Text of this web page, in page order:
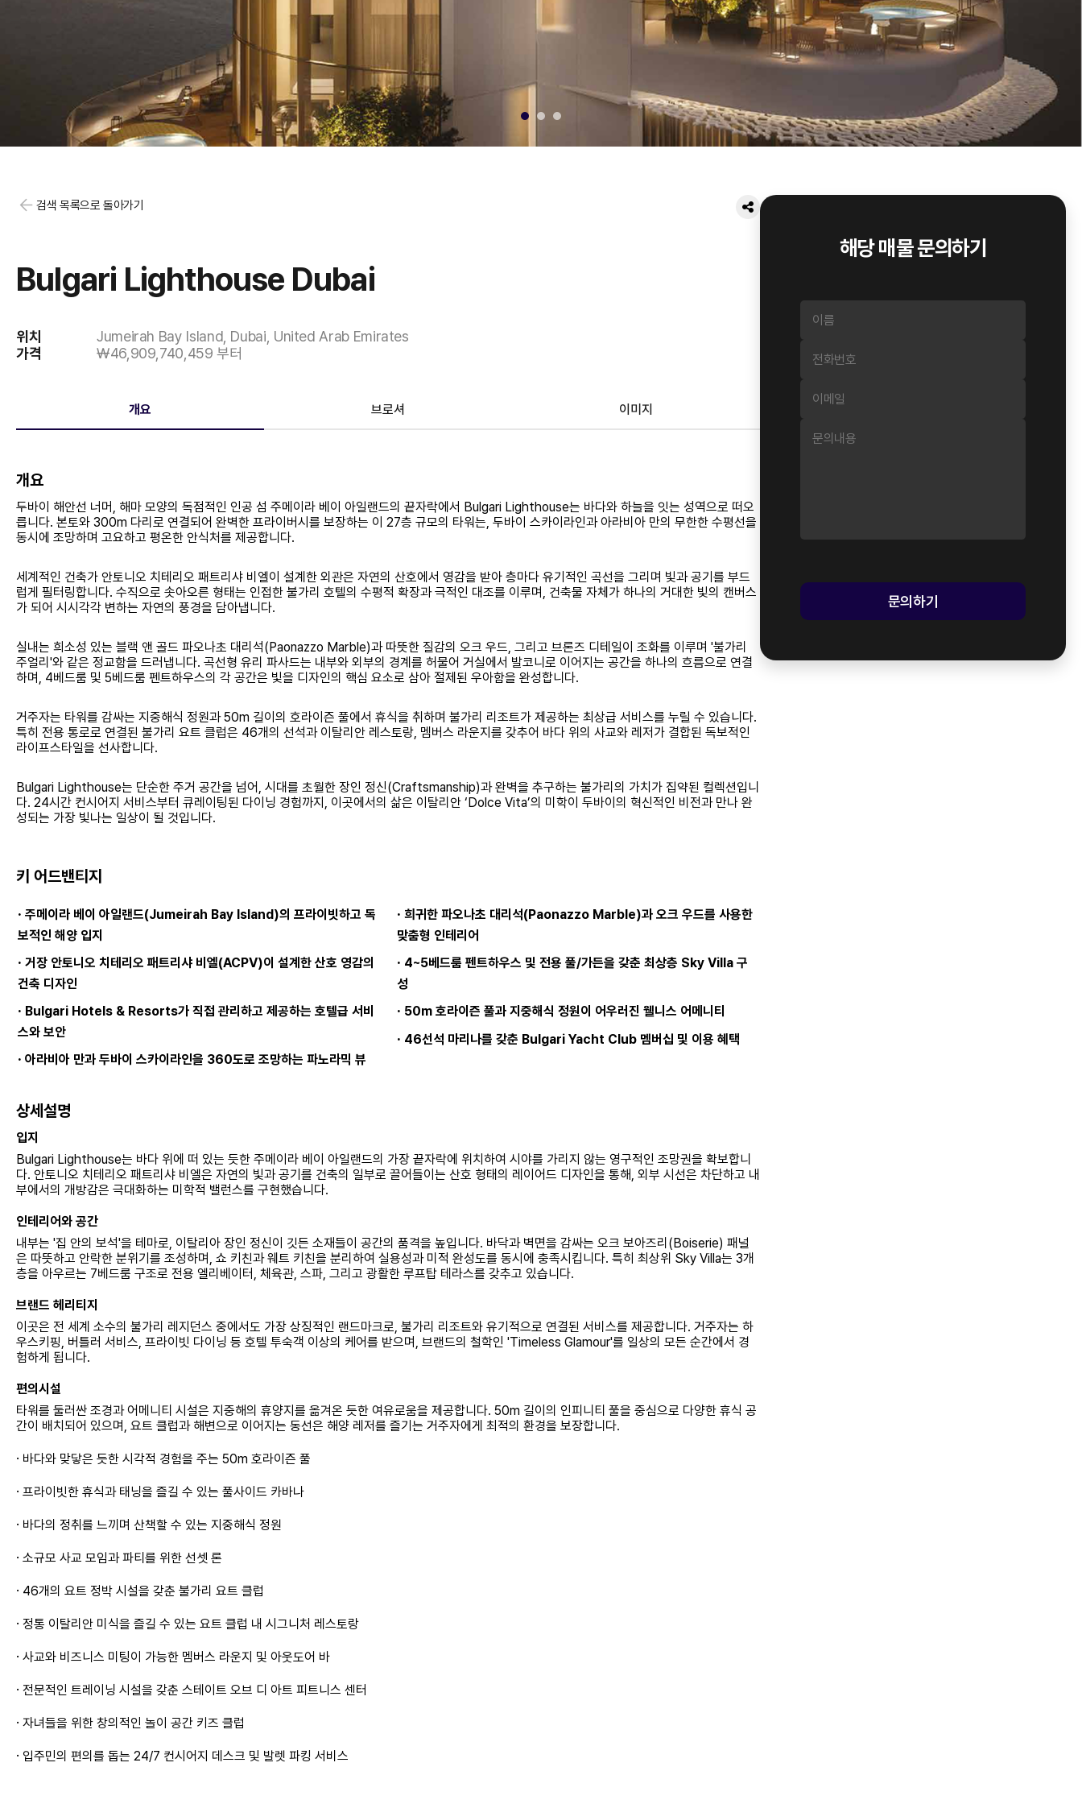
검색 목록으로 돌아가기
Bulgari Lighthouse Dubai
위치
Jumeirah Bay Island, Dubai, United Arab Emirates
가격
￦46,909,740,459 부터
개요 브로셔 이미지
개요
두바이 해안선 너머, 해마 모양의 독점적인 인공 섬 주메이라 베이 아일랜드의 끝자락에서 Bulgari Lighthouse는 바다와 하늘을 잇는 성역으로 떠오
릅니다. 본토와 300m 다리로 연결되어 완벽한 프라이버시를 보장하는 이 27층 규모의 타워는, 두바이 스카이라인과 아라비아 만의 무한한 수평선을
동시에 조망하며 고요하고 평온한 안식처를 제공합니다.
세계적인 건축가 안토니오 치테리오 패트리샤 비엘이 설계한 외관은 자연의 산호에서 영감을 받아 층마다 유기적인 곡선을 그리며 빛과 공기를 부드
럽게 필터링합니다. 수직으로 솟아오른 형태는 인접한 불가리 호텔의 수평적 확장과 극적인 대조를 이루며, 건축물 자체가 하나의 거대한 빛의 캔버스
가 되어 시시각각 변하는 자연의 풍경을 담아냅니다.
실내는 희소성 있는 블랙 앤 골드 파오나초 대리석(Paonazzo Marble)과 따뜻한 질감의 오크 우드, 그리고 브론즈 디테일이 조화를 이루며 '불가리
주얼리'와 같은 정교함을 드러냅니다. 곡선형 유리 파사드는 내부와 외부의 경계를 허물어 거실에서 발코니로 이어지는 공간을 하나의 흐름으로 연결
하며, 4베드룸 및 5베드룸 펜트하우스의 각 공간은 빛을 디자인의 핵심 요소로 삼아 절제된 우아함을 완성합니다.
거주자는 타워를 감싸는 지중해식 정원과 50m 길이의 호라이즌 풀에서 휴식을 취하며 불가리 리조트가 제공하는 최상급 서비스를 누릴 수 있습니다.
특히 전용 통로로 연결된 불가리 요트 클럽은 46개의 선석과 이탈리안 레스토랑, 멤버스 라운지를 갖추어 바다 위의 사교와 레저가 결합된 독보적인
라이프스타일을 선사합니다.
Bulgari Lighthouse는 단순한 주거 공간을 넘어, 시대를 초월한 장인 정신(Craftsmanship)과 완벽을 추구하는 불가리의 가치가 집약된 컬렉션입니
다. 24시간 컨시어지 서비스부터 큐레이팅된 다이닝 경험까지, 이곳에서의 삶은 이탈리안 ‘Dolce Vita’의 미학이 두바이의 혁신적인 비전과 만나 완
성되는 가장 빛나는 일상이 될 것입니다.
키 어드밴티지
· 주메이라 베이 아일랜드(Jumeirah Bay Island)의 프라이빗하고 독
보적인 해양 입지
· 거장 안토니오 치테리오 패트리샤 비엘(ACPV)이 설계한 산호 영감의
건축 디자인
· Bulgari Hotels & Resorts가 직접 관리하고 제공하는 호텔급 서비
스와 보안
· 아라비아 만과 두바이 스카이라인을 360도로 조망하는 파노라믹 뷰
· 희귀한 파오나초 대리석(Paonazzo Marble)과 오크 우드를 사용한
맞춤형 인테리어
· 4~5베드룸 펜트하우스 및 전용 풀/가든을 갖춘 최상층 Sky Villa 구
성
· 50m 호라이즌 풀과 지중해식 정원이 어우러진 웰니스 어메니티
· 46선석 마리나를 갖춘 Bulgari Yacht Club 멤버십 및 이용 혜택
상세설명
입지
Bulgari Lighthouse는 바다 위에 떠 있는 듯한 주메이라 베이 아일랜드의 가장 끝자락에 위치하여 시야를 가리지 않는 영구적인 조망권을 확보합니
다. 안토니오 치테리오 패트리샤 비엘은 자연의 빛과 공기를 건축의 일부로 끌어들이는 산호 형태의 레이어드 디자인을 통해, 외부 시선은 차단하고 내
부에서의 개방감은 극대화하는 미학적 밸런스를 구현했습니다.
인테리어와 공간
내부는 '집 안의 보석'을 테마로, 이탈리아 장인 정신이 깃든 소재들이 공간의 품격을 높입니다. 바닥과 벽면을 감싸는 오크 보아즈리(Boiserie) 패널
은 따뜻하고 안락한 분위기를 조성하며, 쇼 키친과 웨트 키친을 분리하여 실용성과 미적 완성도를 동시에 충족시킵니다. 특히 최상위 Sky Villa는 3개
층을 아우르는 7베드룸 구조로 전용 엘리베이터, 체육관, 스파, 그리고 광활한 루프탑 테라스를 갖추고 있습니다.
브랜드 헤리티지
이곳은 전 세계 소수의 불가리 레지던스 중에서도 가장 상징적인 랜드마크로, 불가리 리조트와 유기적으로 연결된 서비스를 제공합니다. 거주자는 하
우스키핑, 버틀러 서비스, 프라이빗 다이닝 등 호텔 투숙객 이상의 케어를 받으며, 브랜드의 철학인 'Timeless Glamour'를 일상의 모든 순간에서 경
험하게 됩니다.
편의시설
타워를 둘러싼 조경과 어메니티 시설은 지중해의 휴양지를 옮겨온 듯한 여유로움을 제공합니다. 50m 길이의 인피니티 풀을 중심으로 다양한 휴식 공
간이 배치되어 있으며, 요트 클럽과 해변으로 이어지는 동선은 해양 레저를 즐기는 거주자에게 최적의 환경을 보장합니다.
· 바다와 맞닿은 듯한 시각적 경험을 주는 50m 호라이즌 풀
· 프라이빗한 휴식과 태닝을 즐길 수 있는 풀사이드 카바나
· 바다의 정취를 느끼며 산책할 수 있는 지중해식 정원
· 소규모 사교 모임과 파티를 위한 선셋 론
· 46개의 요트 정박 시설을 갖춘 불가리 요트 클럽
· 정통 이탈리안 미식을 즐길 수 있는 요트 클럽 내 시그니처 레스토랑
· 사교와 비즈니스 미팅이 가능한 멤버스 라운지 및 아웃도어 바
· 전문적인 트레이닝 시설을 갖춘 스테이트 오브 디 아트 피트니스 센터
· 자녀들을 위한 창의적인 놀이 공간 키즈 클럽
· 입주민의 편의를 돕는 24/7 컨시어지 데스크 및 발렛 파킹 서비스
해당 매물 문의하기
문의하기